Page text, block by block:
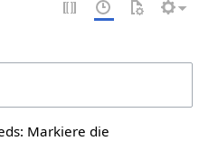
Markiere die